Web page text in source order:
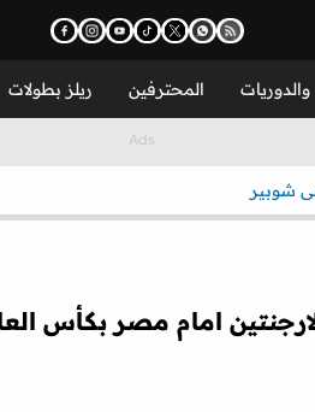
المحترفين ريلز بطولات
شوبير
امام مصر بكأس